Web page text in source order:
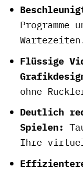
Programme
Flüssige
ohne
Deutlich
Spielen:
Ihre